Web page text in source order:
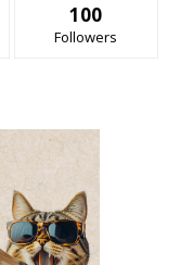
100
Followers